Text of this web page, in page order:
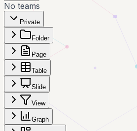
No teams
Private
Folder
Page
Table
Slide
View
Graph